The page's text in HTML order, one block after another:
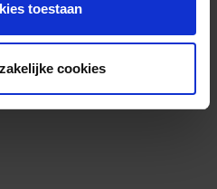
toestaan
cookies